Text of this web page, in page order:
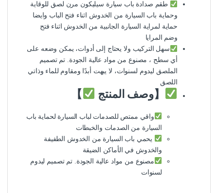
طقم صدادة باب سيارة سيليكون مرن لصق للوقاية
وحماية باب السيارة من الخدوش اثناء فتح الباب وايضا
حماية لمراية السيارة الجانبية من الخدوش اثناء فتح
وضم المرايا
سهل التركيب ولا يحتاج إلى أدوات، يمكن وضعه على
أي سطح ، مصنوع من مواد عالية الجودة. تم تصميم
الملصق ليدوم لسنوات، لا يبهت أبدًا ومقاوم للماء وذاتي
اللصق
【وصف المنتج 】
واقي ممتص للصدمات لباب السيارة لحماية باب
السيارة من الصدمات والخبطات
يحمي باب السيارة من الخدوش الطفيفة
والخدوش في الأماكن الضيقة
مصنوع من مواد عالية الجودة. تم تصميم ليدوم
لسنوات